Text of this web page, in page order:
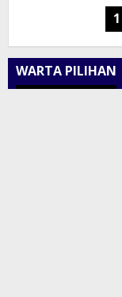
1
WARTA PILIHAN